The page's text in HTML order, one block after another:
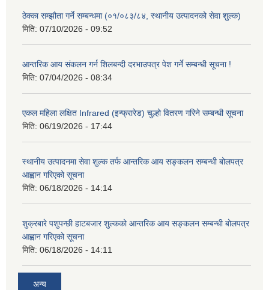
ठेक्का सम्झौता गर्ने सम्बन्धमा (०१/०८३/८४, स्थानीय उत्पादनको सेवा शुल्क)
मिति: 07/10/2026 - 09:52
आन्तरिक आय संकलन गर्न शिलबन्दी दरभाउपत्र पेश गर्ने सम्बन्धी सूचना !
मिति: 07/04/2026 - 08:34
एकल महिला लक्षित Infrared (इन्फ्रारेड) चुल्हो वितरण गरिने सम्बन्धी सूचना
मिति: 06/19/2026 - 17:44
स्थानीय उत्पादनमा सेवा शुल्क तर्फ आन्तरिक आय सङ्कलन सम्बन्धी बोलपत्र
आह्वान गरिएको सूचना
मिति: 06/18/2026 - 14:14
शुक्रबारे पशुपन्छी हाटबजार शुल्कको आन्तरिक आय सङ्कलन सम्बन्धी बोलपत्र
आह्वान गरिएको सूचना
मिति: 06/18/2026 - 14:11
अन्य